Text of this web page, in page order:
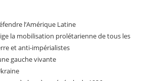
l’Amérique Latine
la mobilisation prolétarienne de tous les
et anti-impérialistes
gauche vivante